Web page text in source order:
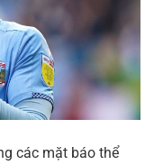
các mặt báo thể